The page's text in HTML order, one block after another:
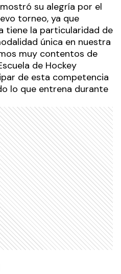
su alegría por el
torneo, ya que
tiene la particularidad de
única en nuestra
muy contentos de
de Hockey
de esta competencia
lo que entrena durante